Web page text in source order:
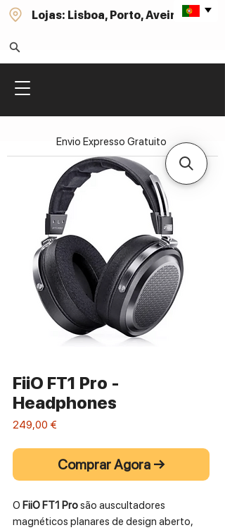
Lojas: Lisboa, Porto, Aveiro
FiiO FT1 Pro -
Headphones
249,00 €
Comprar Agora →
O FiiO FT1 Prosão auscultadores
magnéticos planares de design aberto,
Envio Expresso Gratuito